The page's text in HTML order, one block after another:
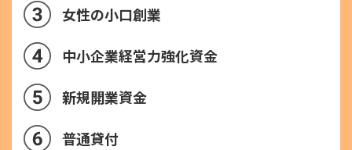
女性の小口創業
中小企業経営力強化資金
新規開業資金
普通貸付